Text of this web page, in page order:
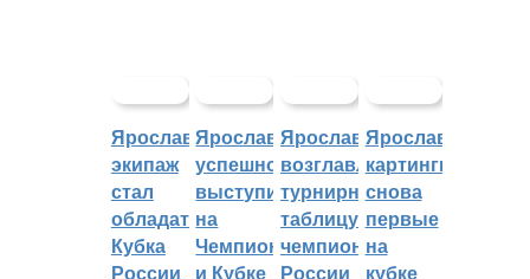
Ярославский
экипаж
стал
обладателем
Кубка
России
Ярославцы
успешно
выступили
на
Чемпионате
и Кубке
Ярославцы
возглавляют
турнирную
таблицу
чемпионата
России
Ярославские
картингисты
снова
первые
на
кубке